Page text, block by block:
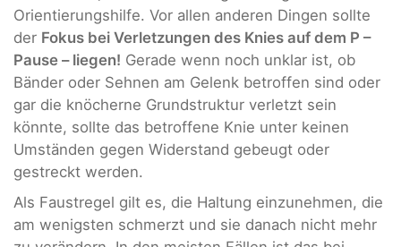
Orientierungshilfe. Vor allen anderen Dingen sollte
der Fokus bei Verletzungen des Knies auf dem P –
Pause – liegen! Gerade wenn noch unklar ist, ob
Bänder oder Sehnen am Gelenk betroffen sind oder
gar die knöcherne Grundstruktur verletzt sein
könnte, sollte das betroffene Knie unter keinen
Umständen gegen Widerstand gebeugt oder
gestreckt werden.
Als Faustregel gilt es, die Haltung einzunehmen, die
am wenigsten schmerzt und sie danach nicht mehr